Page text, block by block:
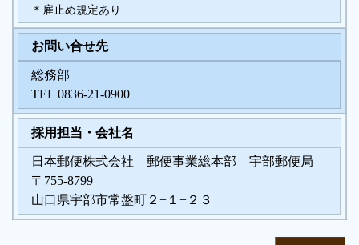
＊雇止め規定あり
お問い合せ先
総務部
TEL 0836-21-0900
採用担当・会社名
日本郵便株式会社 郵便事業総本部 宇部郵便局
〒755-8799
山口県宇部市常盤町２−１−２３